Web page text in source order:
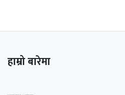
हाम्रो बारेमा